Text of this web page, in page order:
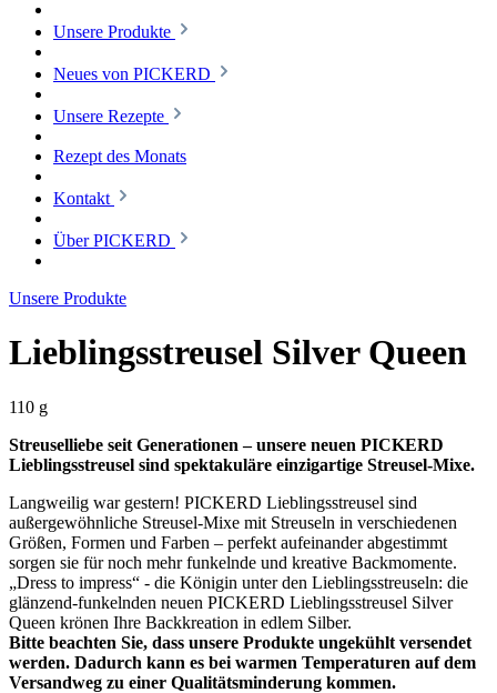
Unsere Produkte
Neues von PICKERD
Unsere Rezepte
Rezept des Monats
Kontakt
Über PICKERD
Unsere Produkte
Lieblingsstreusel Silver Queen
110 g
Streuselliebe seit Generationen – unsere neuen PICKERD
Lieblingsstreusel sind spektakuläre einzigartige Streusel-Mixe.
Langweilig war gestern! PICKERD Lieblingsstreusel sind
außergewöhnliche Streusel-Mixe mit Streuseln in verschiedenen
Größen, Formen und Farben – perfekt aufeinander abgestimmt
sorgen sie für noch mehr funkelnde und kreative Backmomente.
„Dress to impress“ - die Königin unter den Lieblingsstreuseln: die
glänzend-funkelnden neuen PICKERD Lieblingsstreusel Silver
Queen krönen Ihre Backkreation in edlem Silber.
Bitte beachten Sie, dass unsere Produkte ungekühlt versendet
werden. Dadurch kann es bei warmen Temperaturen auf dem
Versandweg zu einer Qualitätsminderung kommen.